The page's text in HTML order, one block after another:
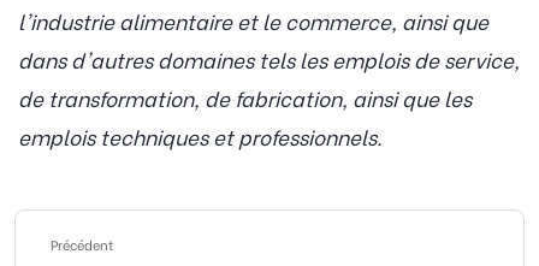
l'industrie alimentaire et le commerce, ainsi que
dans d'autres domaines tels les emplois de service,
de transformation, de fabrication, ainsi que les
emplois techniques et professionnels.
Précédent